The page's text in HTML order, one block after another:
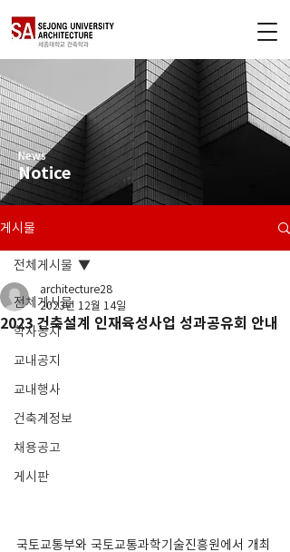
News
Notice
게시물
전체게시물
학사공지
교내공지
교내행사
건축계정보
채용공고
게시판
전체게시물
2023 건축설계 인재육성사업 성과공유회 안내
architecture28
2023년 12월 14일
국토교통부와 국토교통과학기술진흥원에서 개최